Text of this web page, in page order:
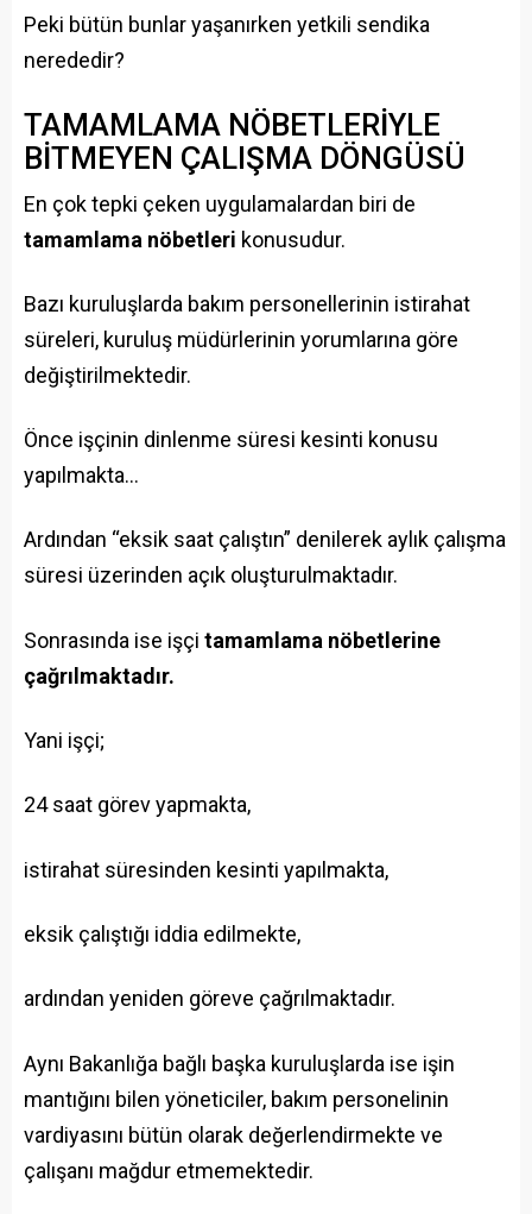
Peki bütün bunlar yaşanırken yetkili sendika
nerededir?
TAMAMLAMA NÖBETLERİYLE
BİTMEYEN ÇALIŞMA DÖNGÜSÜ
En çok tepki çeken uygulamalardan biri de
tamamlama nöbetleri konusudur.
Bazı kuruluşlarda bakım personellerinin istirahat
süreleri, kuruluş müdürlerinin yorumlarına göre
değiştirilmektedir.
Önce işçinin dinlenme süresi kesinti konusu
yapılmakta…
Ardından “eksik saat çalıştın” denilerek aylık çalışma
süresi üzerinden açık oluşturulmaktadır.
Sonrasında ise işçi tamamlama nöbetlerine
çağrılmaktadır.
Yani işçi;
24 saat görev yapmakta,
istirahat süresinden kesinti yapılmakta,
eksik çalıştığı iddia edilmekte,
ardından yeniden göreve çağrılmaktadır.
Aynı Bakanlığa bağlı başka kuruluşlarda ise işin
mantığını bilen yöneticiler, bakım personelinin
vardiyasını bütün olarak değerlendirmekte ve
çalışanı mağdur etmemektedir.